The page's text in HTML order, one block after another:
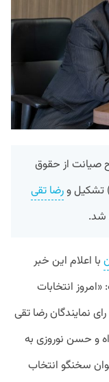
صیانت از حقوق
رضا تقی
شد.
با اعلام این خبر
انتخابات
نمایندگان رضا تقی
و حسن نوروزی به
سخنگو انتخاب